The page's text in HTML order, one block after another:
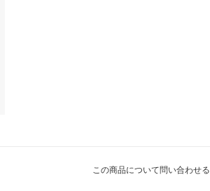
この商品について問い合わせる